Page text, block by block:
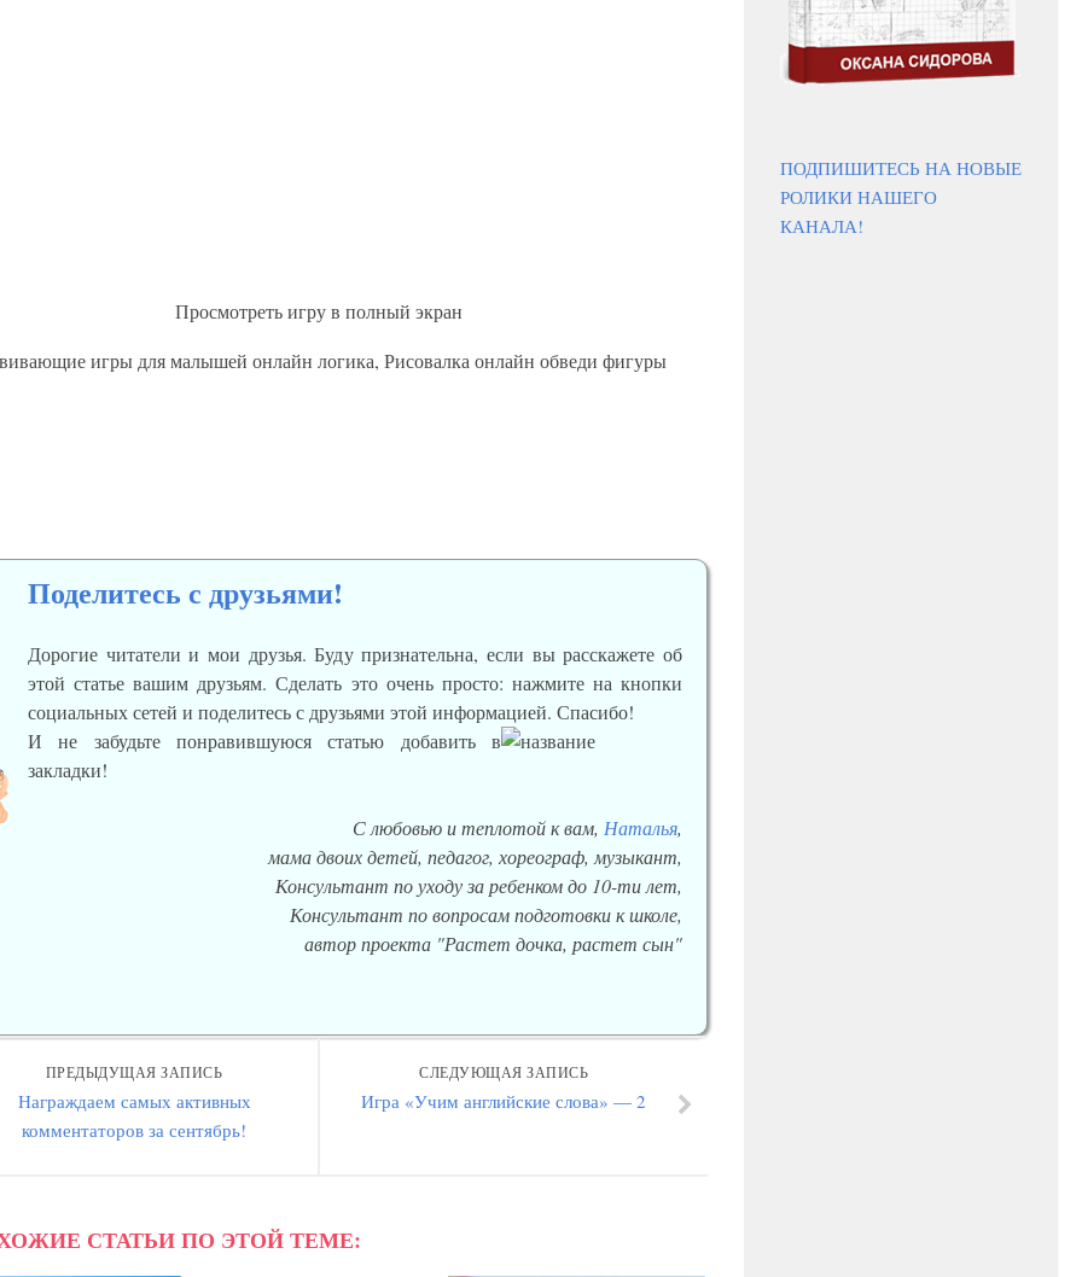
Просмотреть игру в полный экран
игры для малышей онлайн логика, Рисовалка онлайн обведи фигуры
Поделитесь с друзьями!
Дорогие читатели и мои друзья. Буду признательна, если вы расскажете об
этой статье вашим друзьям. Сделать это очень просто: нажмите на кнопки
социальных сетей и поделитесь с друзьями этой информацией. Спасибо!
И не забудьте понравившуюся статью добавить в
закладки!
С любовью и теплотой к вам, Наталья,
мама двоих детей, педагог, хореограф, музыкант,
Консультант по уходу за ребенком до 10-ти лет,
Консультант по вопросам подготовки к школе,
автор проекта "Растет дочка, растет сын"
СЛЕДУЮЩАЯ ЗАПИСЬ
Игра «Учим английские слова» — 2
ПРЕДЫДУЩАЯ ЗАПИСЬ
Награждаем самых активных
комментаторов за сентябрь!
СТАТЬИ ПО ЭТОЙ ТЕМЕ:
ПОДПИШИТЕСЬ НА НОВЫЕ
РОЛИКИ НАШЕГО
КАНАЛА!